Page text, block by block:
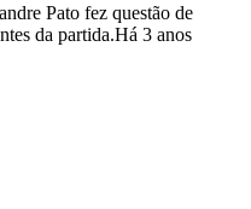
Pato fez questão de
da partida.Há 3 anos